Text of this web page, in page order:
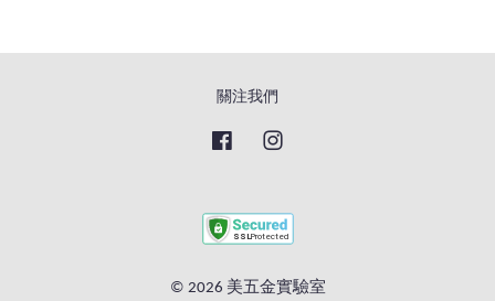
關注我們
Facebook
© 2026 美五金實驗室